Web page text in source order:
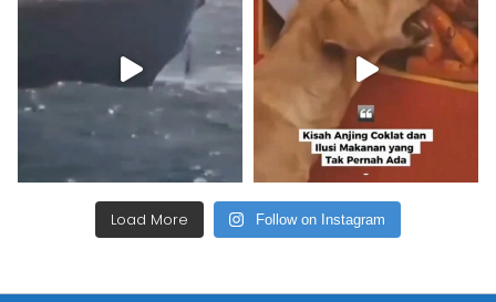
Load More Follow on Instagram